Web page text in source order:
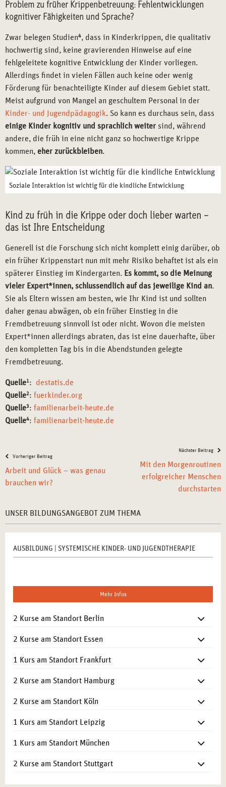
Problem zu früher Krippenbetreuung: Fehlentwicklungen
kognitiver Fähigkeiten und Sprache?
Zwar belegen Studien4, dass in Kinderkrippen, die qualitativ
hochwertig sind, keine gravierenden Hinweise auf eine
fehlgeleitete kognitive Entwicklung der Kinder vorliegen.
Allerdings findet in vielen Fällen auch keine oder wenig
Förderung für benachteiligte Kinder auf diesem Gebiet statt.
Meist aufgrund von Mangel an geschultem Personal in der
Kinder- und Jugendpädagogik. So kann es durchaus sein, dass
einige Kinder kognitiv und sprachlich weiter sind, während
andere, die früh in eine nicht ganz so hochwertige Krippe
kommen, eher zurückbleiben.
Soziale Interaktion ist wichtig für die kindliche Entwicklung
Kind zu früh in die Krippe oder doch lieber warten –
das ist Ihre Entscheidung
Generell ist die Forschung sich nicht komplett einig darüber, ob
ein früher Krippenstart nun mit mehr Risiko behaftet ist als ein
späterer Einstieg im Kindergarten. Es kommt, so die Meinung
vieler Expert*innen, schlussendlich auf das jeweilige Kind an.
Sie als Eltern wissen am besten, wie Ihr Kind ist und sollten
daher genau abwägen, ob ein früher Einstieg in die
Fremdbetreuung sinnvoll ist oder nicht. Wovon die meisten
Expert*innen allerdings abraten, das ist eine dauerhafte, über
den kompletten Tag bis in die Abendstunden gelegte
Fremdbetreuung.
Quelle1 : destatis.de
Quelle2: fuerkinder.org
Quelle3 : familienarbeit-heute.de
Quelle4: familienarbeit-heute.de
Vorheriger Beitrag
Arbeit und Glück – was genau
brauchen wir?
Nächster Beitrag
Mit den Morgenroutinen
erfolgreicher Menschen
durchstarten
UNSER BILDUNGSANGEBOT ZUM THEMA
AUSBILDUNG | SYSTEMISCHE KINDER- UND JUGENDTHERAPIE
Mehr Infos
2 Kurse am Standort Berlin
2 Kurse am Standort Essen
1 Kurs am Standort Frankfurt
2 Kurse am Standort Hamburg
2 Kurse am Standort Köln
1 Kurs am Standort Leipzig
1 Kurs am Standort München
2 Kurse am Standort Stuttgart